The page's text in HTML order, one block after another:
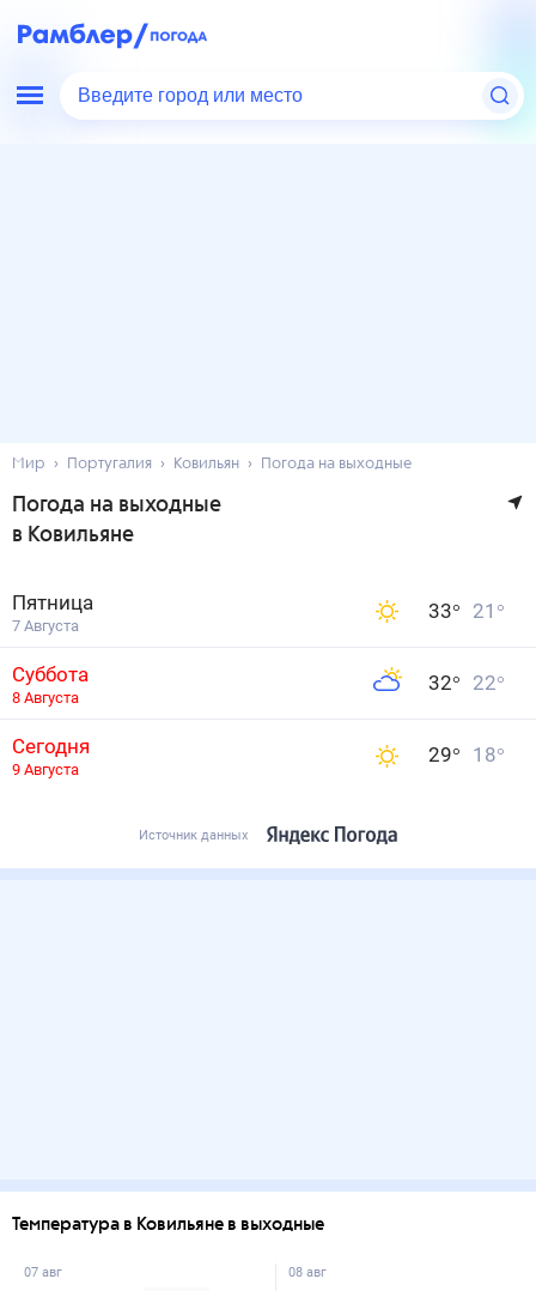
Введите город или место
Мир Португалия Ковильян Погода на выходные
Погода на выходные
в Ковильяне
Пятница
7 Августа
33° 21 °
Суббота
8 Августа
32° 22°
Сегодня
9 Августа
29° 18°
Источник данных
Температура в Ковильяне в выходные
07 авг 08 авг